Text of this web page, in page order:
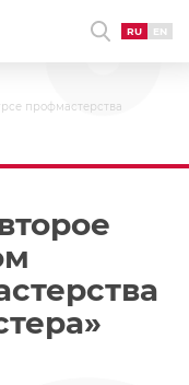
RU EN
профмастерства